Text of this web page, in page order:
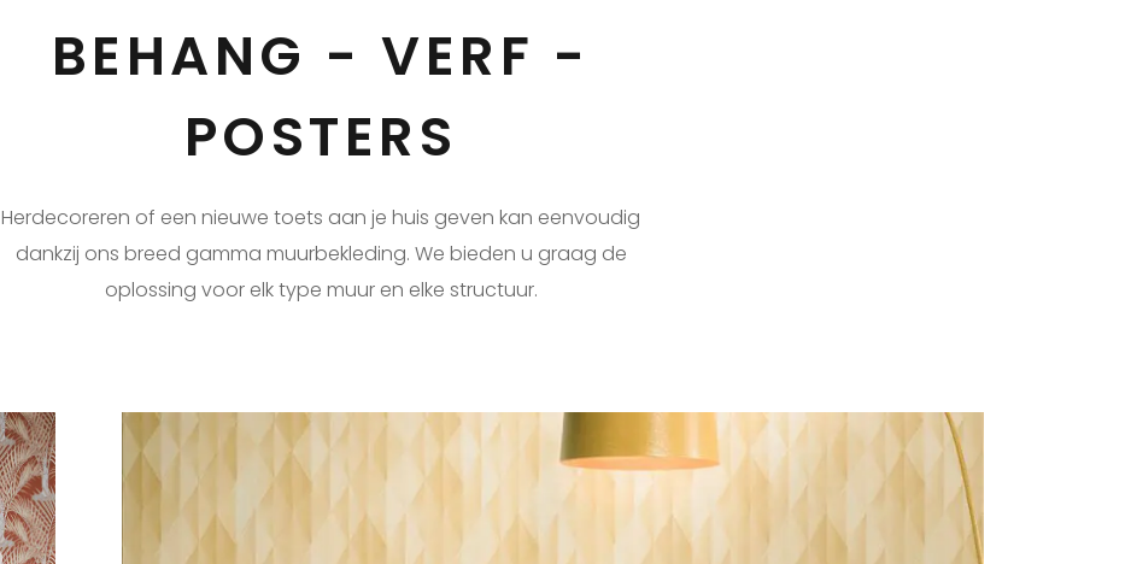
BEHANG - VERF -
POSTERS
Herdecoreren of een nieuwe toets aan je huis geven kan eenvoudig
dankzij ons breed gamma muurbekleding. We bieden u graag de
oplossing voor elk type muur en elke structuur.